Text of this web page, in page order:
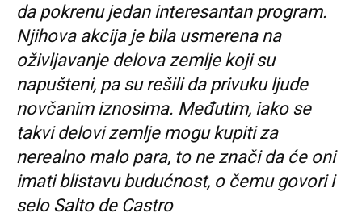
da pokrenu jedan interesantan program.
Njihova akcija je bila usmerena na
oživljavanje delova zemlje koji su
napušteni, pa su rešili da privuku ljude
novčanim iznosima. Međutim, iako se
takvi delovi zemlje mogu kupiti za
nerealno malo para, to ne znači da će oni
imati blistavu budućnost, o čemu govori i
selo Salto de Castro